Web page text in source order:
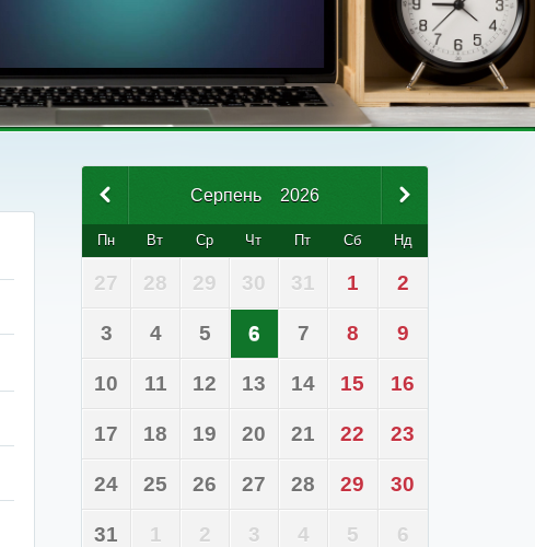
Серпень 2026
Пн Вт Ср Чт Пт Сб Нд
27 28 29 30 31 1 2
3 4 5 6 7 8 9
10 11 12 13 14 15 16
17 18 19 20 21 22 23
24 25 26 27 28 29 30
31 1 2 3 4 5 6